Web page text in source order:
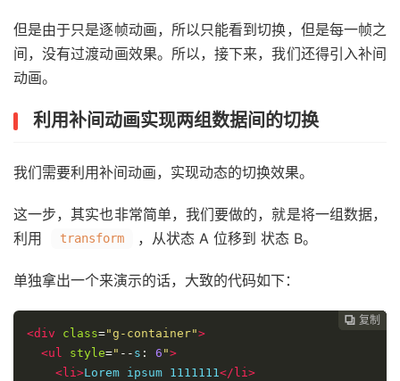
但是由于只是逐帧动画，所以只能看到切换，但是每一帧之
间，没有过渡动画效果。所以，接下来，我们还得引入补间
动画。
利用补间动画实现两组数据间的切换
我们需要利用补间动画，实现动态的切换效果。
这一步，其实也非常简单，我们要做的，就是将一组数据，
利用
transform ，从状态 A 位移到 状态 B。
单独拿出一个来演示的话，大致的代码如下：
 复制
 复制
 复制
 复制
 复制
 复制
 复制
<div
class="g-container">
<ul
style=" -- s : 6 ">
<li>Lorem ipsum 1111111</li>